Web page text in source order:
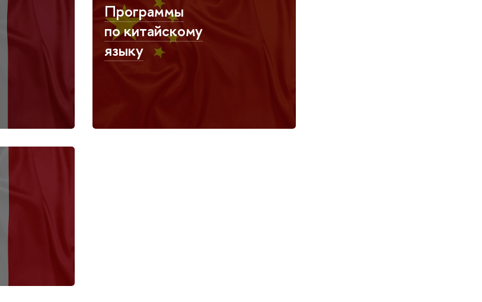
Программы
по китайскому
языку